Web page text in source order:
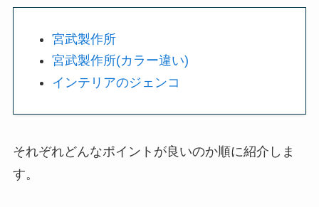
宮武製作所
宮武製作所(カラー違い)
インテリアのジェンコ
それぞれどんなポイントが良いのか順に紹介しま
す。